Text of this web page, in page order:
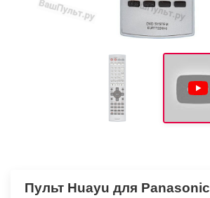
Пульт Huayu для Panasonic